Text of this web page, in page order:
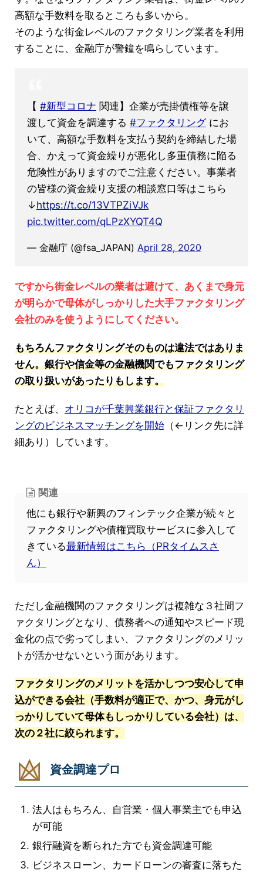
高額な手数料を取るところも多いから。
そのような街金レベルのファクタリング業者を利用
することに、金融庁が警鐘を鳴らしています。
【 #新型コロナ 関連】企業が売掛債権等を譲
渡して資金を調達する #ファクタリングにお
いて、高額な手数料を支払う契約を締結した場
合、かえって資金繰りが悪化し多重債務に陥る
危険性がありますのでご注意ください。事業者
の皆様の資金繰り支援の相談窓口等はこちら
↓https://t.co/13VTPZiVJk
pic.twitter.com/qLPzXYQT4Q
— 金融庁 (@fsa_JAPAN) April 28, 2020
ですから街金レベルの業者は避けて、あくまで身元
が明らかで母体がしっかりした大手ファクタリング
会社のみを使うようにしてください。
もちろんファクタリングそのものは違法ではありま
せん。銀行や信金等の金融機関でもファクタリング
の取り扱いがあったりもします。
たとえば、 オリコが千葉興業銀行と保証ファクタリ
ングのビジネスマッチングを開始 （←リンク先に詳
細あり）しています。
関連
他にも銀行や新興のフィンテック企業が続々と
ファクタリングや債権買取サービスに参入して
きている最新情報はこちら（PRタイムスさ
ん）
ただし金融機関のファクタリングは複雑な３社間フ
ァクタリングとなり、債務者への通知やスピード現
金化の点で劣ってしまい、ファクタリングのメリッ
トが活かせないという面があります。
ファクタリングのメリットを活かしつつ安心して申
込ができる会社（手数料が適正で、かつ、身元がし
っかりしていて母体もしっかりしている会社）は、
次の２社に絞られます。
資金調達プロ
法人はもちろん、自営業・個人事業主でも申込
が可能
銀行融資を断られた方でも資金調達可能
ビジネスローン、カードローンの審査に落ちた